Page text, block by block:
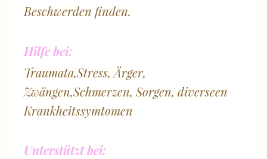
Beschwerden finden.
Hilfe bei:
Traumata,Stress, Ärger,
Zwängen,Schmerzen, Sorgen, diverseen
Krankheitssymtomen
Unterstützt bei: